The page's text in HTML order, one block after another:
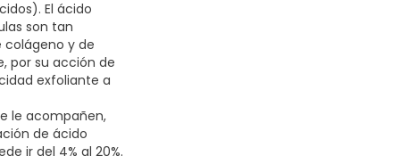
SODIUM
GUM.
El ácido
son tan
colágeno y de
por su acción de
exfoliante a
le acompañen,
de ácido
ir del 4% al 20%.